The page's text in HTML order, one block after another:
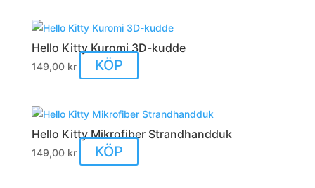
Hello Kitty Kuromi 3D-kudde
149,00 kr KÖP
Hello Kitty Mikrofiber Strandhandduk
149,00 kr KÖP